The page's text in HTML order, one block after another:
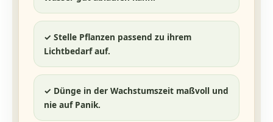
✓ Stelle Pflanzen passend zu ihrem
Lichtbedarf auf.
✓ Dünge in der Wachstumszeit maßvoll und
nie auf Panik.